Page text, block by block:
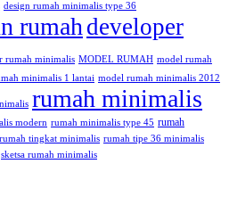
design rumah minimalis type 36
rumahdeveloper
rumah minimalis MODEL RUMAH model rumah
minimalis 1 lantai model rumah minimalis 2012
rumah minimalis
modern rumah minimalis type 45 rumah
rumah tingkat minimalis rumah tipe 36 minimalis
sketsa rumah minimalis